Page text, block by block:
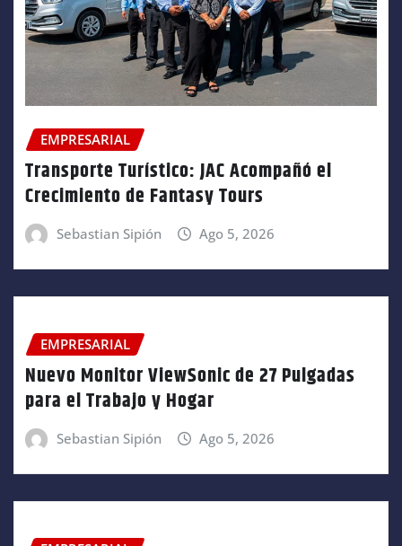
EMPRESARIAL
Transporte Turístico: JAC Acompañó el
Crecimiento de Fantasy Tours
Sebastian Sipión Ago 5, 2026
EMPRESARIAL
Nuevo Monitor ViewSonic de 27 Pulgadas
para el Trabajo y Hogar
Sebastian Sipión Ago 5, 2026